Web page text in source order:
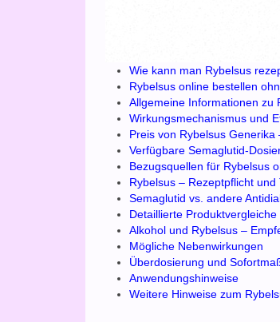
Wie kann man Rybelsus
Rybelsus online bestellen
Allgemeine Informationen zu
Wirkungsmechanismus und
Preis von Rybelsus
Verfügbare Semaglutid-
Bezugsquellen für Rybelsus
Rybelsus – Rezeptpflicht und
Semaglutid vs. andere
Detaillierte Produktvergleiche
Alkohol und Rybelsus –
Mögliche Nebenwirkungen
Überdosierung und
Anwendungshinweise
Weitere Hinweise zum